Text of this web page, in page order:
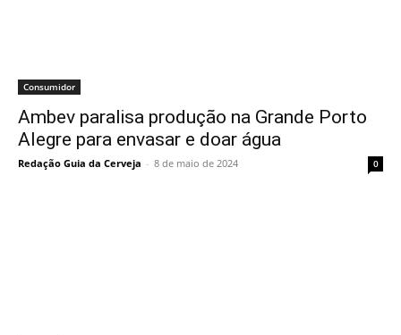
Consumidor
Ambev paralisa produção na Grande Porto
Alegre para envasar e doar água
Redação Guia da Cerveja - 8 de maio de 2024 0